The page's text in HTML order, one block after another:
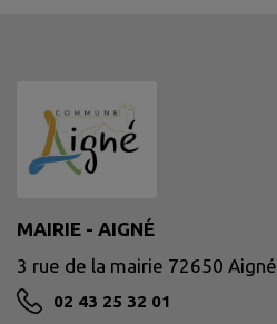
MAIRIE - AIGNÉ
3 rue de la mairie 72650 Aigné
02 43 25 32 01